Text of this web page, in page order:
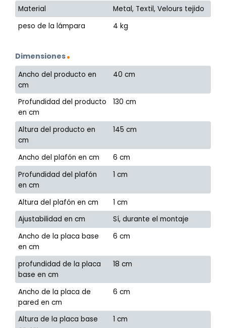
Material
Metal, Textil, Velours tejido
peso de la lámpara
4 kg
Dimensiones
Ancho del producto en
cm
40 cm
Profundidad del producto
en cm
130 cm
Altura del producto en
cm
145 cm
Ancho del plafón en cm
6 cm
Profundidad del plafón
en cm
1 cm
Altura del plafón en cm
1 cm
Ajustabilidad en cm
Sí, durante el montaje
Ancho de la placa base
en cm
6 cm
profundidad de la placa
base en cm
18 cm
Ancho de la placa de
pared en cm
6 cm
Altura de la placa base
1 cm